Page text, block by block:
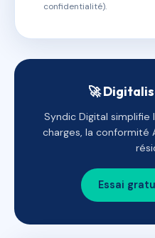
confidentialité).
🚀
Syndic Digital simplifie
charges, la conformité
Essai